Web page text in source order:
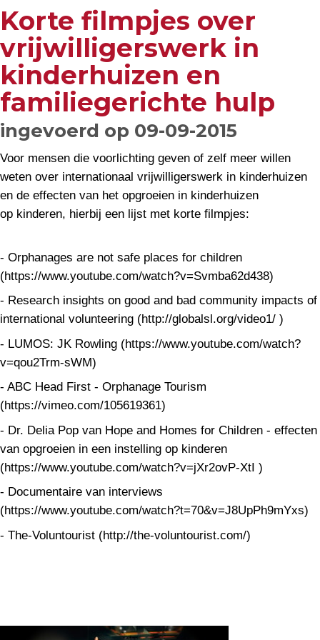
Korte filmpjes over
vrijwilligerswerk in
kinderhuizen en
familiegerichte hulp
ingevoerd op 09-09-2015
Voor mensen die voorlichting geven of zelf meer willen
weten over internationaal vrijwilligerswerk in kinderhuizen
en de effecten van het opgroeien in kinderhuizen
op kinderen, hierbij een lijst met korte filmpjes:
- Orphanages are not safe places for children
(https://www.youtube.com/watch?v=Svmba62d438)
- Research insights on good and bad community impacts of
international volunteering (http://globalsl.org/video1/ )
- LUMOS: JK Rowling (https://www.youtube.com/watch?
v=qou2Trm-sWM)
- ABC Head First - Orphanage Tourism
(https://vimeo.com/105619361)
- Dr. Delia Pop van Hope and Homes for Children - effecten
van opgroeien in een instelling op kinderen
(https://www.youtube.com/watch?v=jXr2ovP-XtI )
- Documentaire van interviews
(https://www.youtube.com/watch?t=70&v=J8UpPh9mYxs)
- The-Voluntourist (http://the-voluntourist.com/)